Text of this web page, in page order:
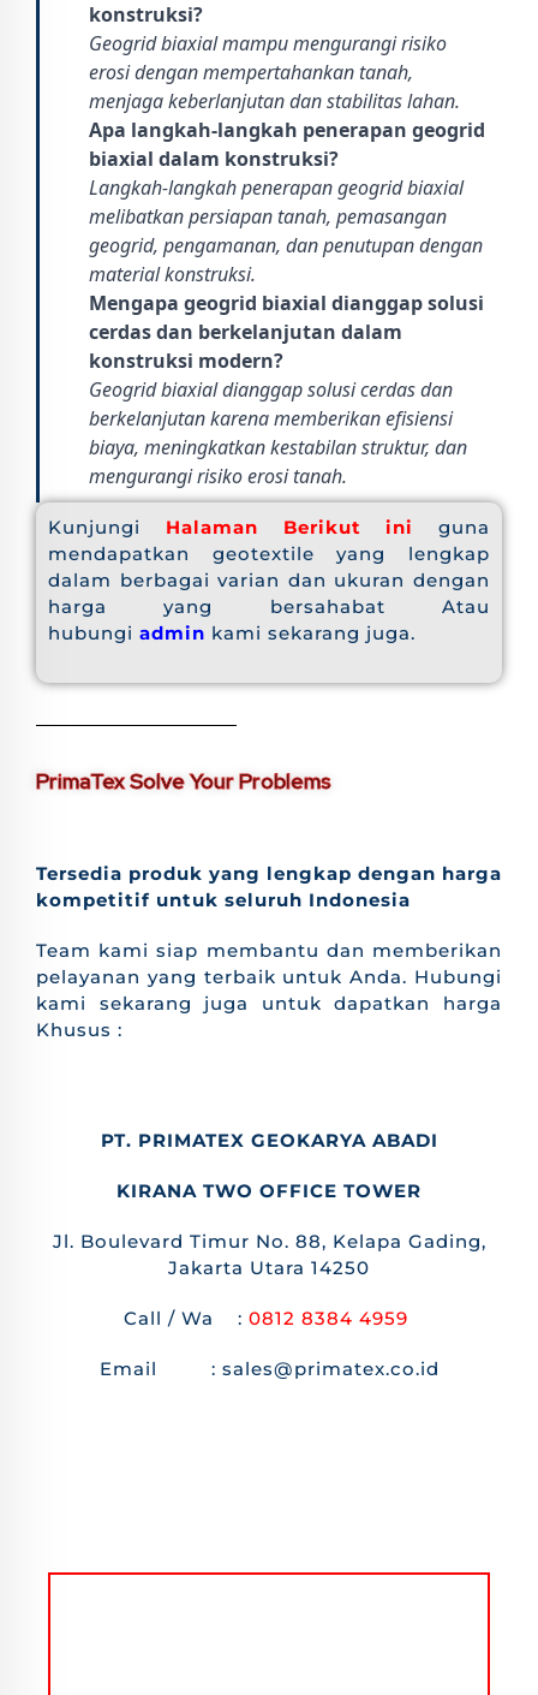
konstruksi?
Geogrid biaxial mampu mengurangi risiko
erosi dengan mempertahankan tanah,
menjaga keberlanjutan dan stabilitas lahan.
Apa langkah-langkah penerapan geogrid
biaxial dalam konstruksi?
Langkah-langkah penerapan geogrid biaxial
melibatkan persiapan tanah, pemasangan
geogrid, pengamanan, dan penutupan dengan
material konstruksi.
Mengapa geogrid biaxial dianggap solusi
cerdas dan berkelanjutan dalam
konstruksi modern?
Geogrid biaxial dianggap solusi cerdas dan
berkelanjutan karena memberikan efisiensi
biaya, meningkatkan kestabilan struktur, dan
mengurangi risiko erosi tanah.
Kunjungi Halaman Berikut ini
guna
mendapatkan geotextile yang lengkap
dalam berbagai varian dan ukuran dengan
harga yang bersahabat Atau
hubungi admin kami sekarang juga.
PrimaTex Solve Your Problems
Tersedia produk yang lengkap dengan harga
kompetitif untuk seluruh Indonesia
Team kami siap membantu dan memberikan
pelayanan yang terbaik untuk Anda. Hubungi
kami sekarang juga untuk dapatkan harga
Khusus :
PT. PRIMATEX GEOKARYA ABADI
KIRANA TWO OFFICE TOWER
Jl. Boulevard Timur No. 88, Kelapa Gading,
Jakarta Utara 14250
Call / Wa : 0812 8384 4959
Email : sales@primatex.co.id